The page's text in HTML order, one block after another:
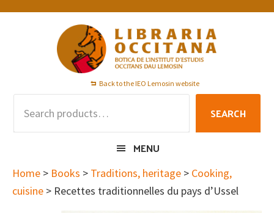
Skip
Skip
Skip
Back to the IEO Lemosin website
SEARCH
MENU
Home > Books > Traditions, heritage > Cooking,
cuisine > Recettes traditionnelles du pays d’Ussel